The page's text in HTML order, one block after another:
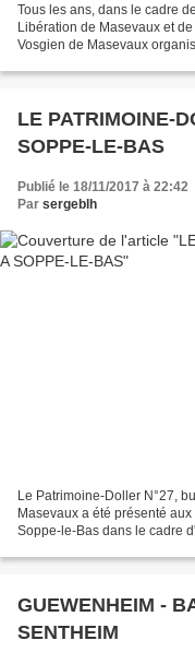
Tous les ans, dans le cadre
Libération de Masevaux et
Vosgien de Masevaux
LE PATRIMOINE-
SOPPE-LE-BAS
Publié le 18/11/2017 à 22:42
Par sergeblh
Le Patrimoine-Doller N°27,
Masevaux a été présenté
Soppe-le-Bas dans le cadre
GUEWENHEIM -
SENTHEIM